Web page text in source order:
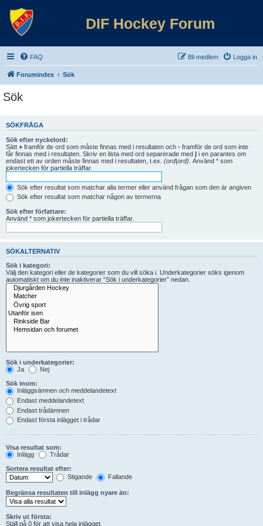
DIF Hockey Forum
FAQ Logga in
Bli medlem
Forumindex Sök
Sök
SÖKFRÅGA
Sök efter nyckelord:
Sätt + framför de ord som måste finnas med i resultaten och - framför de ord som inte
får finnas med i resultaten. Skriv en lista med ord separerade med | i en parantes om
endast ett av orden måste finnas med i resultaten, t.ex. (ord|ord) . Använd * som
jokertecken för partiella träffar.
Sök efter resultat som matchar alla termer eller använd frågan som den är angiven
Sök efter resultat som matchar någon av termerna
Sök efter författare:
Använd * som jokertecken för partiella träffar.
SÖKALTERNATIV
Sök i kategori:
Välj den kategori eller de kategorier som du vill söka i. Underkategorier söks igenom
automatiskt om du inte inaktiverar “Sök i underkategorier” nedan.
Sök i underkategorier:
Ja
Nej
Sök inom:
Inläggsämnen och meddelandetext
Endast meddelandetext
Endast trådämnen
Endast första inlägget i trådar
Visa resultat som:
Inlägg
Trådar
Sortera resultat efter:
Stigande
Fallande
Begränsa resultaten till inlägg nyare än:
Skriv ut första:
Ställ på 0 för att visa hela inlägget.